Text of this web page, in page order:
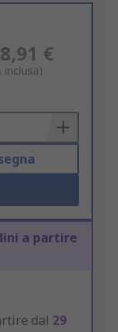
€
inclusa)
a partire
dal 29